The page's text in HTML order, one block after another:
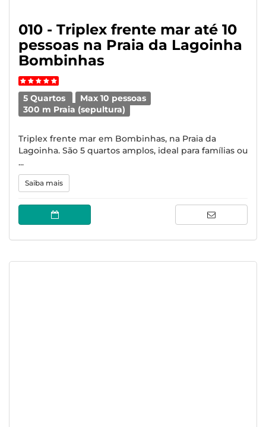
010 - Triplex frente mar até 10
pessoas na Praia da Lagoinha
Bombinhas
5 Quartos
Max 10 pessoas
300 m Praia (sepultura)
Triplex frente mar em Bombinhas, na Praia da
Lagoinha. São 5 quartos amplos, ideal para famílias ou
...
Saiba mais